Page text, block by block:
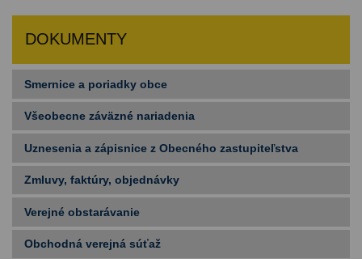
DOKUMENTY
Smernice a poriadky obce
Všeobecne záväzné nariadenia
Uznesenia a zápisnice z Obecného zastupiteľstva
Zmluvy, faktúry, objednávky
Verejné obstarávanie
Obchodná verejná súťaž